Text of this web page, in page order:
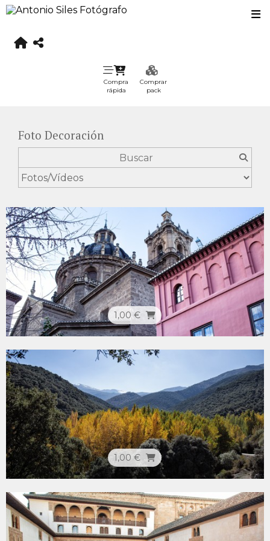
Compra
rápida
Comprar
pack
Foto Decoración
1,00 €
1,00 €